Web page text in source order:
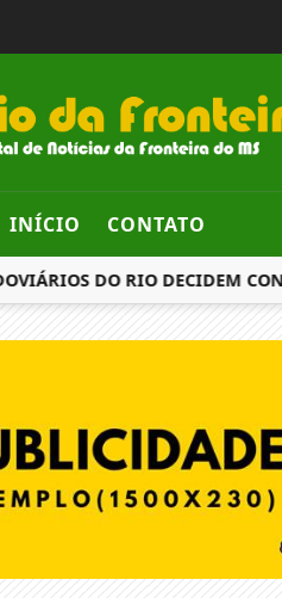
INÍCIO CONTATO
DO RIO DECIDEM